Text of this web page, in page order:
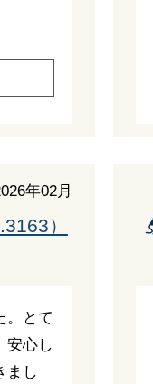
年02月
）
。とて
安心し
まし